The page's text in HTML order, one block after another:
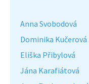
Anna Svobodová
Dominika Kučerová
Eliška Přibylová
Jána Karafiátová